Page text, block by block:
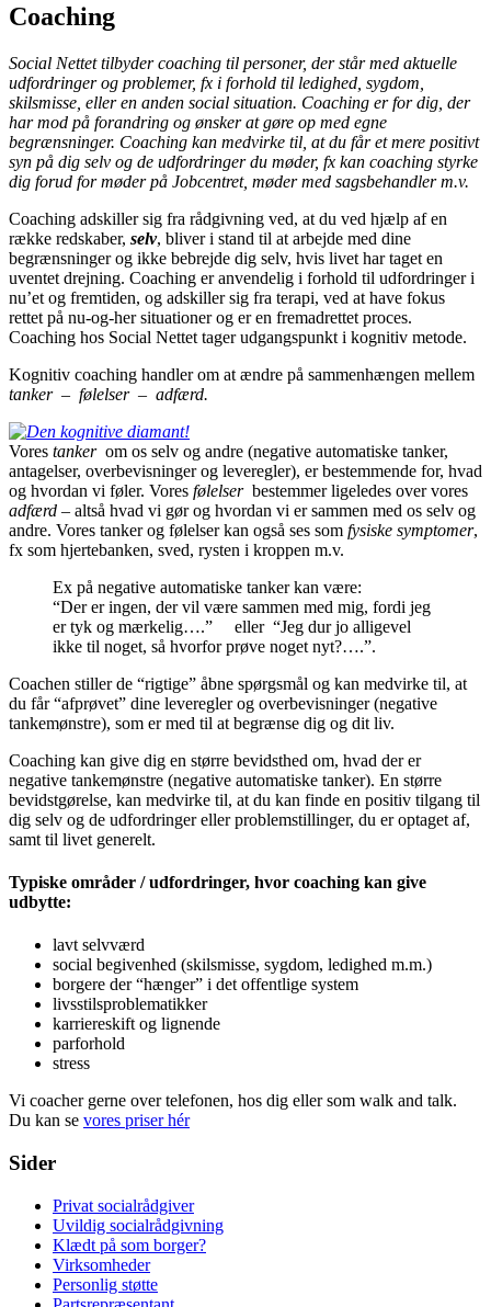
Coaching
Social Nettet tilbyder coaching til personer, der står med aktuelle
udfordringer og problemer, fx i forhold til ledighed, sygdom,
skilsmisse, eller en anden social situation. Coaching er for dig, der
har mod på forandring og ønsker at gøre op med egne
begrænsninger. Coaching kan medvirke til, at du får et mere positivt
syn på dig selv og de udfordringer du møder, fx kan coaching styrke
dig forud for møder på Jobcentret, møder med sagsbehandler m.v.
Coaching adskiller sig fra rådgivning ved, at du ved hjælp af en
række redskaber, selv, bliver i stand til at arbejde med dine
begrænsninger og ikke bebrejde dig selv, hvis livet har taget en
uventet drejning. Coaching er anvendelig i forhold til udfordringer i
nu’et og fremtiden, og adskiller sig fra terapi, ved at have fokus
rettet på nu-og-her situationer og er en fremadrettet proces.
Coaching hos Social Nettet tager udgangspunkt i kognitiv metode.
Kognitiv coaching handler om at ændre på sammenhængen mellem
tanker – følelser – adfærd.
Vores tanker om os selv og andre (negative automatiske tanker,
antagelser, overbevisninger og leveregler), er bestemmende for, hvad
og hvordan vi føler. Vores følelser bestemmer ligeledes over vores
adfærd – altså hvad vi gør og hvordan vi er sammen med os selv og
andre. Vores tanker og følelser kan også ses som fysiske symptomer,
fx som hjertebanken, sved, rysten i kroppen m.v.
Ex på negative automatiske tanker kan være:
“Der er ingen, der vil være sammen med mig, fordi jeg
er tyk og mærkelig….” eller “Jeg dur jo alligevel
ikke til noget, så hvorfor prøve noget nyt?….”.
Coachen stiller de “rigtige” åbne spørgsmål og kan medvirke til, at
du får “afprøvet” dine leveregler og overbevisninger (negative
tankemønstre), som er med til at begrænse dig og dit liv.
Coaching kan give dig en større bevidsthed om, hvad der er
negative tankemønstre (negative automatiske tanker). En større
bevidstgørelse, kan medvirke til, at du kan finde en positiv tilgang til
dig selv og de udfordringer eller problemstillinger, du er optaget af,
samt til livet generelt.
Typiske områder / udfordringer, hvor coaching kan give
udbytte:
lavt selvværd
social begivenhed (skilsmisse, sygdom, ledighed m.m.)
borgere der “hænger” i det offentlige system
livsstilsproblematikker
karriereskift og lignende
parforhold
stress
Vi coacher gerne over telefonen, hos dig eller som walk and talk.
Du kan se vores priser hér
prim
Sider
Privat socialrådgiver
Uvildig socialrådgivning
Klædt på som borger?
Virksomheder
Personlig støtte